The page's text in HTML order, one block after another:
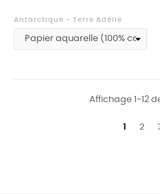
Antarctique - Terre Adélie
Affichage 1-12
1 2